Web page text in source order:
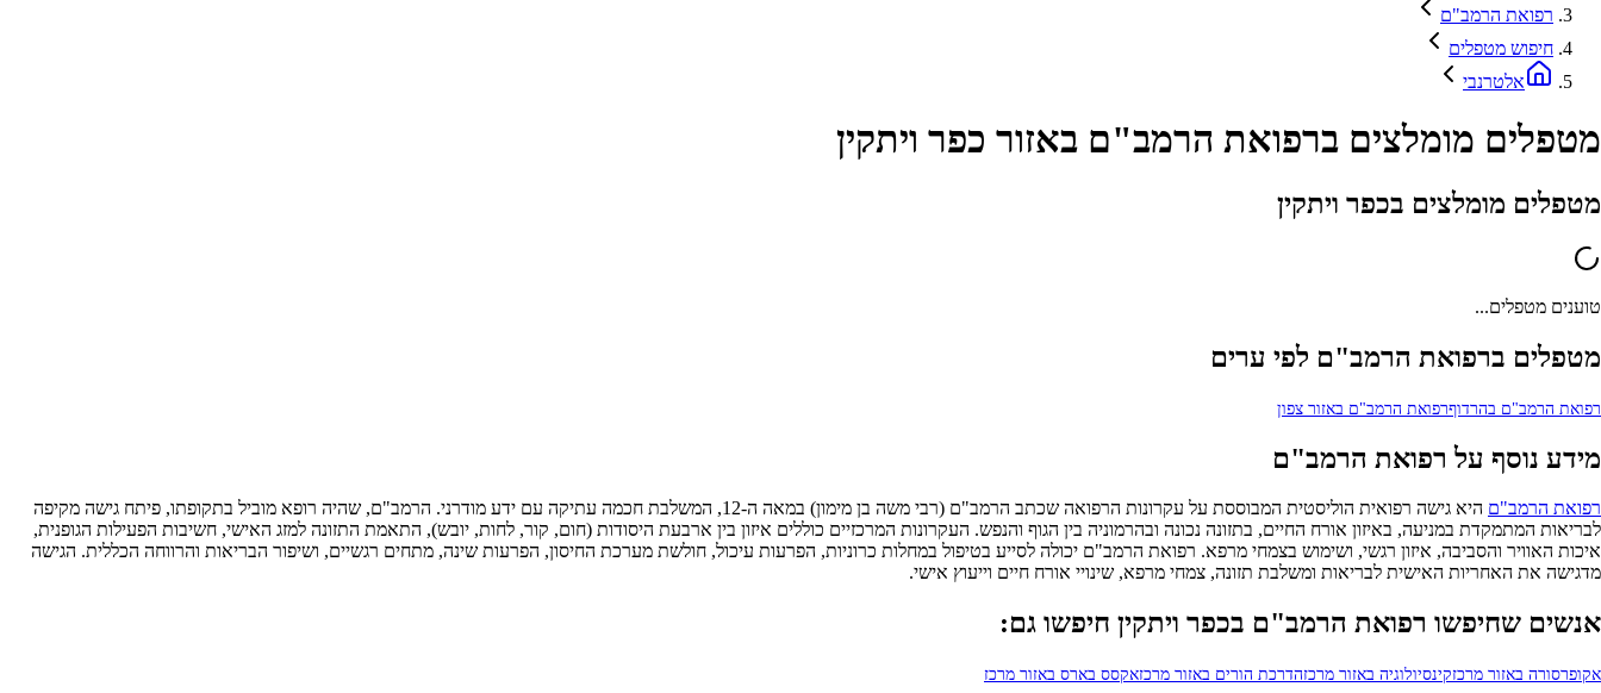
רפואת הרמב"ם
חיפוש מטפלים
אלטרנבי
מטפלים מומלצים ברפואת הרמב"ם באזור כפר ויתקין
מטפלים מומלצים בכפר ויתקין
טוענים מטפלים...
מטפלים ברפואת הרמב"ם לפי ערים
רפואת הרמב"ם בהרדוףרפואת הרמב"ם באזור צפון
מידע נוסף על רפואת הרמב"ם
רפואת הרמב"ם
היא גישה רפואית הוליסטית המבוססת על עקרונות הרפואה שכתב הרמב"ם (רבי משה בן מימון) במאה ה-12, המשלבת חכמה עתיקה עם ידע מודרני. הרמב"ם, שהיה רופא מוביל בתקופתו, פיתח גישה מקיפה
לבריאות המתמקדת במניעה, באיזון אורח החיים, בתזונה נכונה ובהרמוניה בין הגוף והנפש. העקרונות המרכזיים כוללים איזון בין ארבעת היסודות (חום, קור, לחות, יובש), התאמת התזונה למזג האישי, חשיבות הפעילות הגופנית,
איכות האוויר והסביבה, איזון רגשי, ושימוש בצמחי מרפא. רפואת הרמב"ם יכולה לסייע בטיפול במחלות כרוניות, הפרעות עיכול, חולשת מערכת החיסון, הפרעות שינה, מתחים רגשיים, ושיפור הבריאות והרווחה הכללית. הגישה
מדגישה את האחריות האישית לבריאות ומשלבת תזונה, צמחי מרפא, שינויי אורח חיים וייעוץ אישי.
אנשים שחיפשו רפואת הרמב"ם בכפר ויתקין חיפשו גם:
אקופרסורה באזור מרכזקינסיולוגיה באזור מרכזהדרכת הורים באזור מרכזאקסס בארס באזור מרכז